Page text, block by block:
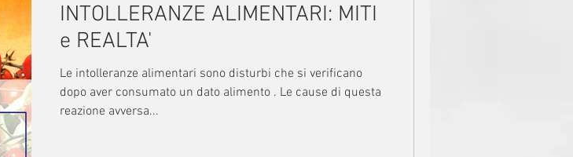
INTOLLERANZE ALIMENTARI: MITI
e REALTA'
Le intolleranze alimentari sono disturbi che si verificano
dopo aver consumato un dato alimento . Le cause di questa
reazione avversa...